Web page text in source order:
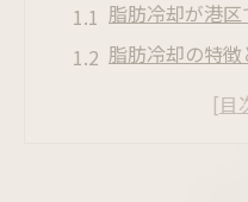
脂肪冷却が港
脂肪冷却の特
脂肪冷却 東京